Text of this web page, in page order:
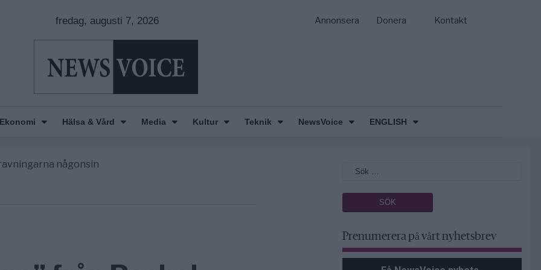
fredag, augusti 7, 2026 Annonsera Donera Kontakt
Ekonomi Hälsa & Vård Media Kultur Teknik NewsVoice ENGLISH
– Finally
apartheidsystem
Prenumerera på vårt nyhetsbrev